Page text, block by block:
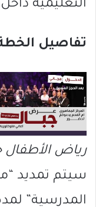
التعليمية
تفاصيل
رياض الأطفال
سيتم تمديد